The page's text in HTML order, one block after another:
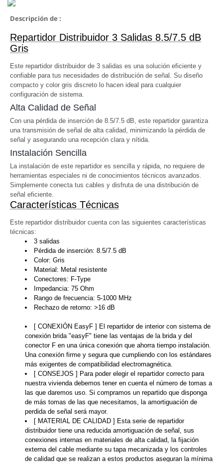
Descripción de :
Repartidor Distribuidor 3 Salidas 8.5/7.5 dB
Gris
Este repartidor distribuidor de 3 salidas es una solución eficiente y
confiable para tus necesidades de distribución de señal. Su diseño
compacto y color gris discreto lo hacen ideal para cualquier
configuración de sistema.
Alta Calidad de Señal
Con una pérdida de inserción de 8.5/7.5 dB, este repartidor garantiza
una transmisión de señal de alta calidad, minimizando la pérdida de
señal y asegurando una recepción clara y nítida.
Instalación Sencilla
La instalación de este repartidor es sencilla y rápida, no requiere de
herramientas especiales ni de conocimientos técnicos avanzados.
Simplemente conecta tus cables y disfruta de una distribución de
señal eficiente.
Características Técnicas
Este repartidor distribuidor cuenta con las siguientes características
técnicas:
3 salidas
Pérdida de inserción: 8.5/7.5 dB
Color: Gris
Material: Metal resistente
Conectores: F-Type
Impedancia: 75 Ohm
Rango de frecuencia: 5-1000 MHz
Rechazo de retorno: >16 dB
[ CONEXIÓN EasyF ] El repartidor de interior con sistema de
conexión brida "easyF" tiene las ventajas de la brida y del
conector F en una única conexión que ahorra tiempo instalación.
Una conexión firme y segura que cumpliendo con los estándares
más exigentes de compatibilidad electromagnética.
[ CONSEJOS ] Para poder elegir el repartidor correcto para
nuestra vivienda debemos tener en cuenta el número de tomas a
las que daremos uso. Si compramos un repartido que disponga
de más tomas de las que necesitamos, la amortiguación de
perdida de señal será mayor.
[ MATERIAL DE CALIDAD ] Esta serie de repartidor
distribuidor tiene una reducida amortiguación de señal, sus
conexiones internas en materiales de alta calidad, la fijación
externa del cable mediante su tapa mecanizada y los controles
de calidad que se realizan a estos productos aseguran la mínima